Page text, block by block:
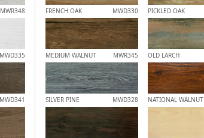
MWR348
MWD335
MWD341
FRENCH OAK MWD330 PICKLED OAK
MEDIUM WALNUT MWR345 OLD LARCH
SILVER PINE MWD328 NATIONAL WALNUT